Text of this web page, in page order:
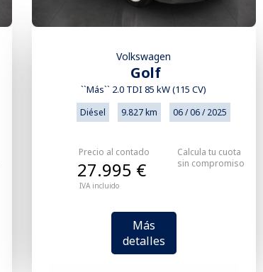
Volkswagen
Golf
``Más`` 2.0 TDI 85 kW (115 CV)
Diésel 9.827 km 06 / 06 / 2025
Precio al contado
IVA incluido
27.995 €
Más
detalles
Calcula tu cuota
sin compromiso